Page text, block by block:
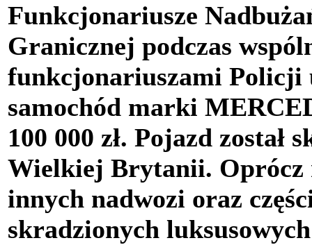
Funkcjonariusze
Granicznej podczas
funkcjonariuszami Policji
samochód marki
100 000 zł. Pojazd
Wielkiej Brytanii. Oprócz
innych nadwozi oraz
skradzionych